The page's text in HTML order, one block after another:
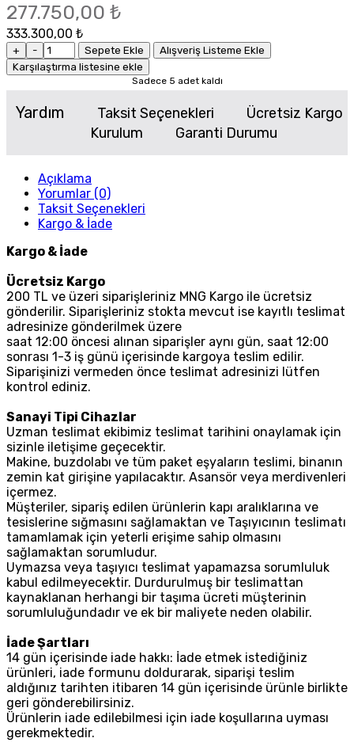
277.750,00 ₺
333.300,00 ₺
+ - Sepete Ekle
Alışveriş Listeme Ekle
Karşılaştırma listesine ekle
Sadece 5 adet kaldı
Yardım Taksit Seçenekleri
Ücretsiz Kargo
Kurulum
Garanti Durumu
Açıklama
Yorumlar (0)
Taksit Seçenekleri
Kargo & İade
Kargo & İade
Ücretsiz Kargo
200 TL ve üzeri siparişleriniz MNG Kargo ile ücretsiz
gönderilir. Siparişleriniz stokta mevcut ise kayıtlı teslimat
adresinize gönderilmek üzere
saat 12:00 öncesi alınan siparişler aynı gün, saat 12:00
sonrası 1-3 iş günü içerisinde kargoya teslim edilir.
Siparişinizi vermeden önce teslimat adresinizi lütfen
kontrol ediniz.
Sanayi Tipi Cihazlar
Uzman teslimat ekibimiz teslimat tarihini onaylamak için
sizinle iletişime geçecektir.
Makine, buzdolabı ve tüm paket eşyaların teslimi, binanın
zemin kat girişine yapılacaktır. Asansör veya merdivenleri
içermez.
Müşteriler, sipariş edilen ürünlerin kapı aralıklarına ve
tesislerine sığmasını sağlamaktan ve Taşıyıcının teslimatı
tamamlamak için yeterli erişime sahip olmasını
sağlamaktan sorumludur.
Uymazsa veya taşıyıcı teslimat yapamazsa sorumluluk
kabul edilmeyecektir. Durdurulmuş bir teslimattan
kaynaklanan herhangi bir taşıma ücreti müşterinin
sorumluluğundadır ve ek bir maliyete neden olabilir.
İade Şartları
14 gün içerisinde iade hakkı: İade etmek istediğiniz
ürünleri, iade formunu doldurarak, siparişi teslim
aldığınız tarihten itibaren 14 gün içerisinde ürünle birlikte
geri gönderebilirsiniz.
Ürünlerin iade edilebilmesi için iade koşullarına uyması
gerekmektedir.